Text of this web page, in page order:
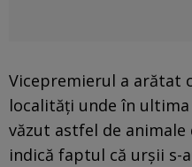
Vicepremierul a arătat
localităţi unde în
văzut astfel de
indică faptul că urşii